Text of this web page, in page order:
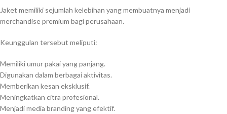
Jaket memiliki sejumlah kelebihan yang membuatnya menjadi
merchandise premium bagi perusahaan.
Keunggulan tersebut meliputi:
Memiliki umur pakai yang panjang.
Digunakan dalam berbagai aktivitas.
Memberikan kesan eksklusif.
Meningkatkan citra profesional.
Menjadi media branding yang efektif.